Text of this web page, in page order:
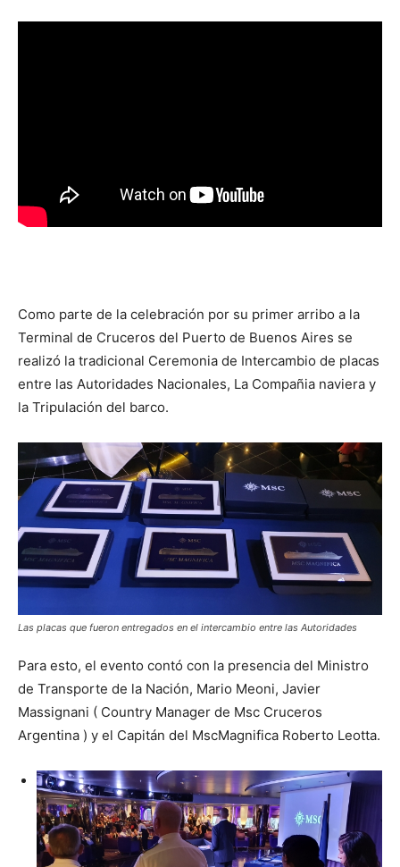
Como parte de la celebración por su primer arribo a la
Terminal de Cruceros del Puerto de Buenos Aires se
realizó la tradicional Ceremonia de Intercambio de placas
entre las Autoridades Nacionales, La Compañia naviera y
la Tripulación del barco.
Las placas que fueron entregados en el intercambio entre las Autoridades
Para esto, el evento contó con la presencia del Ministro
de Transporte de la Nación, Mario Meoni, Javier
Massignani ( Country Manager de Msc Cruceros
Argentina ) y el Capitán del MscMagnifica Roberto Leotta.